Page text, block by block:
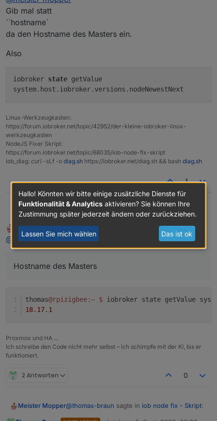
*** NodeJS-Installation
/usr/bin/nodejs
v18.17.1
/usr/bin/npm
nodejs:
Version table:
***
18.17 -deb-1nodesource1
500 https://deb.nodesource.com/node_18.x
100 /var/lib/dpkg/status
12.22.12~dfsg-1~deb11u4 500
Temp directories causing npm8 problem: 0
No problems detected
*** ioBroker-Installation
Objects type:
jsonl
States  type:
redis
Core adapters
versions
js-controller:
javascript:
Adapter
State
Gib mal statt
``hostname`
da den Hostname des Masters ein.
Also
iobroker state getValue
system.host.iobroker.versions.nodeNewestNext
Linux-Werkzeugkasten:
https://forum.iobroker.net/topic/42952/der-kleine-iobroker-linux-
werkzeugkasten
NodeJS Fixer Skript:
https://forum.iobroker.net/topic/68035/iob-node-fix-skript
iob_diag: curl -sLf -o diag.sh https://iobroker.net/diag.sh && bash diag.sh
1
Thomas Braun@meister-mopper
Gib mal statt
``hostname`
da den Hostname des Masters ein.
Also
Online
Meister Mopper MOST ACTIVE 3. Sept. 2023, 08:58
@ thomas-braunsagte iniob node fix - Skript:
Hostname des Masters
thomas@rpizigbee:~ $
iobroker state getValue
18.17. 1
Proxmox und HA ...
Ich schreibe den Code nicht mehr selbst – ich schimpfe mit der KI, bis er
funktioniert.
2 Antworten 0
Meister Mopper@thomas-braun sagte in iob node fix - Skript:
Hallo! Könnten wir bitte einige zusätzliche Dienste für
Funktionalität & Analytics aktivieren? Sie können Ihre
Zustimmung später jederzeit ändern oder zurückziehen.
Lassen Sie mich wählen Das ist ok